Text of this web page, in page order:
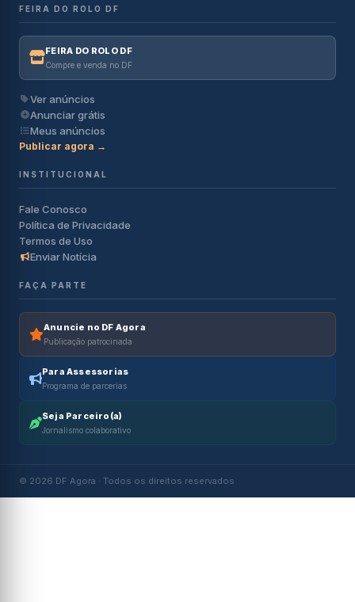
FEIRA DO ROLO DF
FEIRA DO ROLO DF
Compre e venda no DF
Ver anúncios
Anunciar grátis
Meus anúncios
Publicar agora →
INSTITUCIONAL
Fale Conosco
Política de Privacidade
Termos de Uso
Enviar Notícia
FAÇA PARTE
Anuncie no DF Agora
Publicação patrocinada
Para Assessorias
Programa de parcerias
Seja Parceiro(a)
Jornalismo colaborativo
© 2026 DF Agora · Todos os direitos reservados